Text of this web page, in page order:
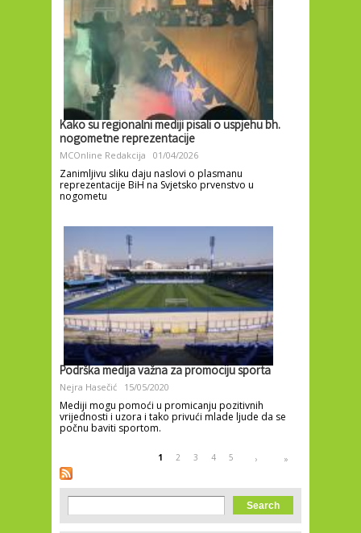
Kako su regionalni mediji pisali o uspjehu bh.
nogometne reprezentacije
MCOnline Redakcija 01/04/2026
Zanimljivu sliku daju naslovi o plasmanu
reprezentacije BiH na Svjetsko prvenstvo u
nogometu
Podrška medija važna za promociju sporta
Nejra Hasečić 15/05/2020
Mediji mogu pomoći u promicanju pozitivnih
vrijednosti i uzora i tako privući mlade ljude da se
počnu baviti sportom.
Pages 1 2 3 4 5 › »
Search form
Search